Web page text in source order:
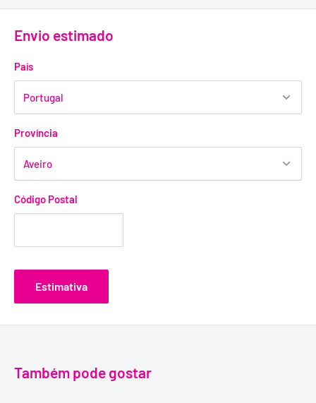
Envio estimado
País
Província
Código Postal
Estimativa
Também pode gostar